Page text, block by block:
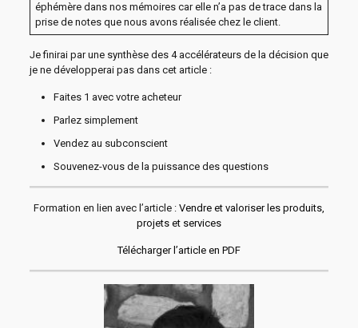
éphémère dans nos mémoires car elle n’a pas de trace dans la
prise de notes que nous avons réalisée chez le client.
Je finirai par une synthèse des 4 accélérateurs de la décision que
je ne développerai pas dans cet article :
Faites 1 avec votre acheteur
Parlez simplement
Vendez au subconscient
Souvenez-vous de la puissance des questions
Formation en lien avec l’article : Vendre et valoriser les produits,
projets et services
Télécharger l’article en PDF